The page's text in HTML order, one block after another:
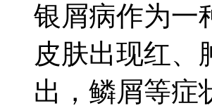
银屑病作为一
皮肤出现红、
出，鳞屑等症